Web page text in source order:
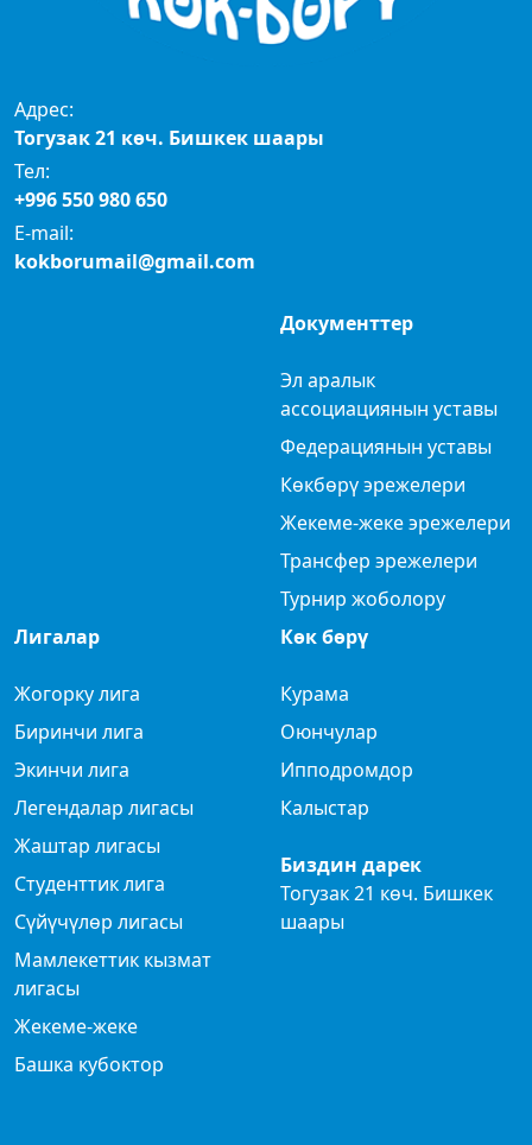
Адрес:
Тогузак 21 көч. Бишкек шаары
Тел:
+996 550 980 650
E-mail:
kokborumail@gmail.com
Документтер
Эл аралык
ассоциациянын уставы
Федерациянын уставы
Көкбөрү эрежелери
Жекеме-жеке эрежелери
Трансфер эрежелери
Турнир жоболору
Лигалар
Жогорку лига
Биринчи лига
Экинчи лига
Легендалар лигасы
Жаштар лигасы
Студенттик лига
Сүйүчүлөр лигасы
Мамлекеттик кызмат
лигасы
Жекеме-жеке
Башка кубоктор
Көк бөрү
Курама
Оюнчулар
Ипподромдор
Калыстар
Биздин дарек
Тогузак 21 көч. Бишкек
шаары